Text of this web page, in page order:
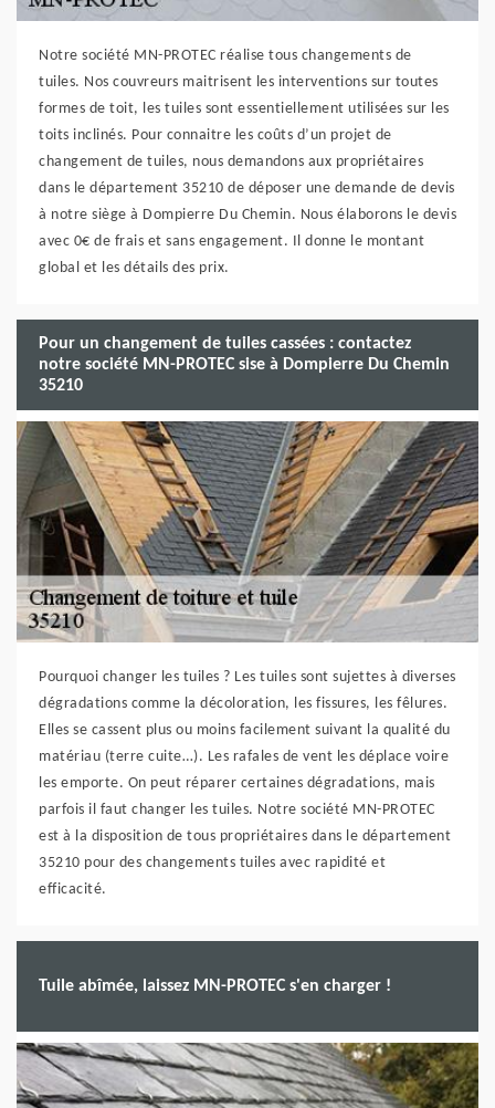
Notre société MN-PROTEC réalise tous changements de
tuiles. Nos couvreurs maitrisent les interventions sur toutes
formes de toit, les tuiles sont essentiellement utilisées sur les
toits inclinés. Pour connaitre les coûts d’un projet de
changement de tuiles, nous demandons aux propriétaires
dans le département 35210 de déposer une demande de devis
à notre siège à Dompierre Du Chemin. Nous élaborons le devis
avec 0€ de frais et sans engagement. Il donne le montant
global et les détails des prix.
Pour un changement de tuiles cassées : contactez
notre société MN-PROTEC sise à Dompierre Du Chemin
35210
Pourquoi changer les tuiles ? Les tuiles sont sujettes à diverses
dégradations comme la décoloration, les fissures, les fêlures.
Elles se cassent plus ou moins facilement suivant la qualité du
matériau (terre cuite…). Les rafales de vent les déplace voire
les emporte. On peut réparer certaines dégradations, mais
parfois il faut changer les tuiles. Notre société MN-PROTEC
est à la disposition de tous propriétaires dans le département
35210 pour des changements tuiles avec rapidité et
efficacité.
Tuile abîmée, laissez MN-PROTEC s'en charger !